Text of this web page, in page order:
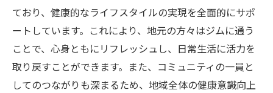
パーソナルジムの効果を最大化するための
アプローチ
日立市でのパーソナルトレーニングの成功
要因
ており、健康的なライフスタイルの実現を全面的にサポ
ートしています。これにより、地元の方々はジムに通う
ことで、心身ともにリフレッシュし、日常生活に活力を
取り戻すことができます。また、コミュニティの一員と
してのつながりも深まるため、地域全体の健康意識向上